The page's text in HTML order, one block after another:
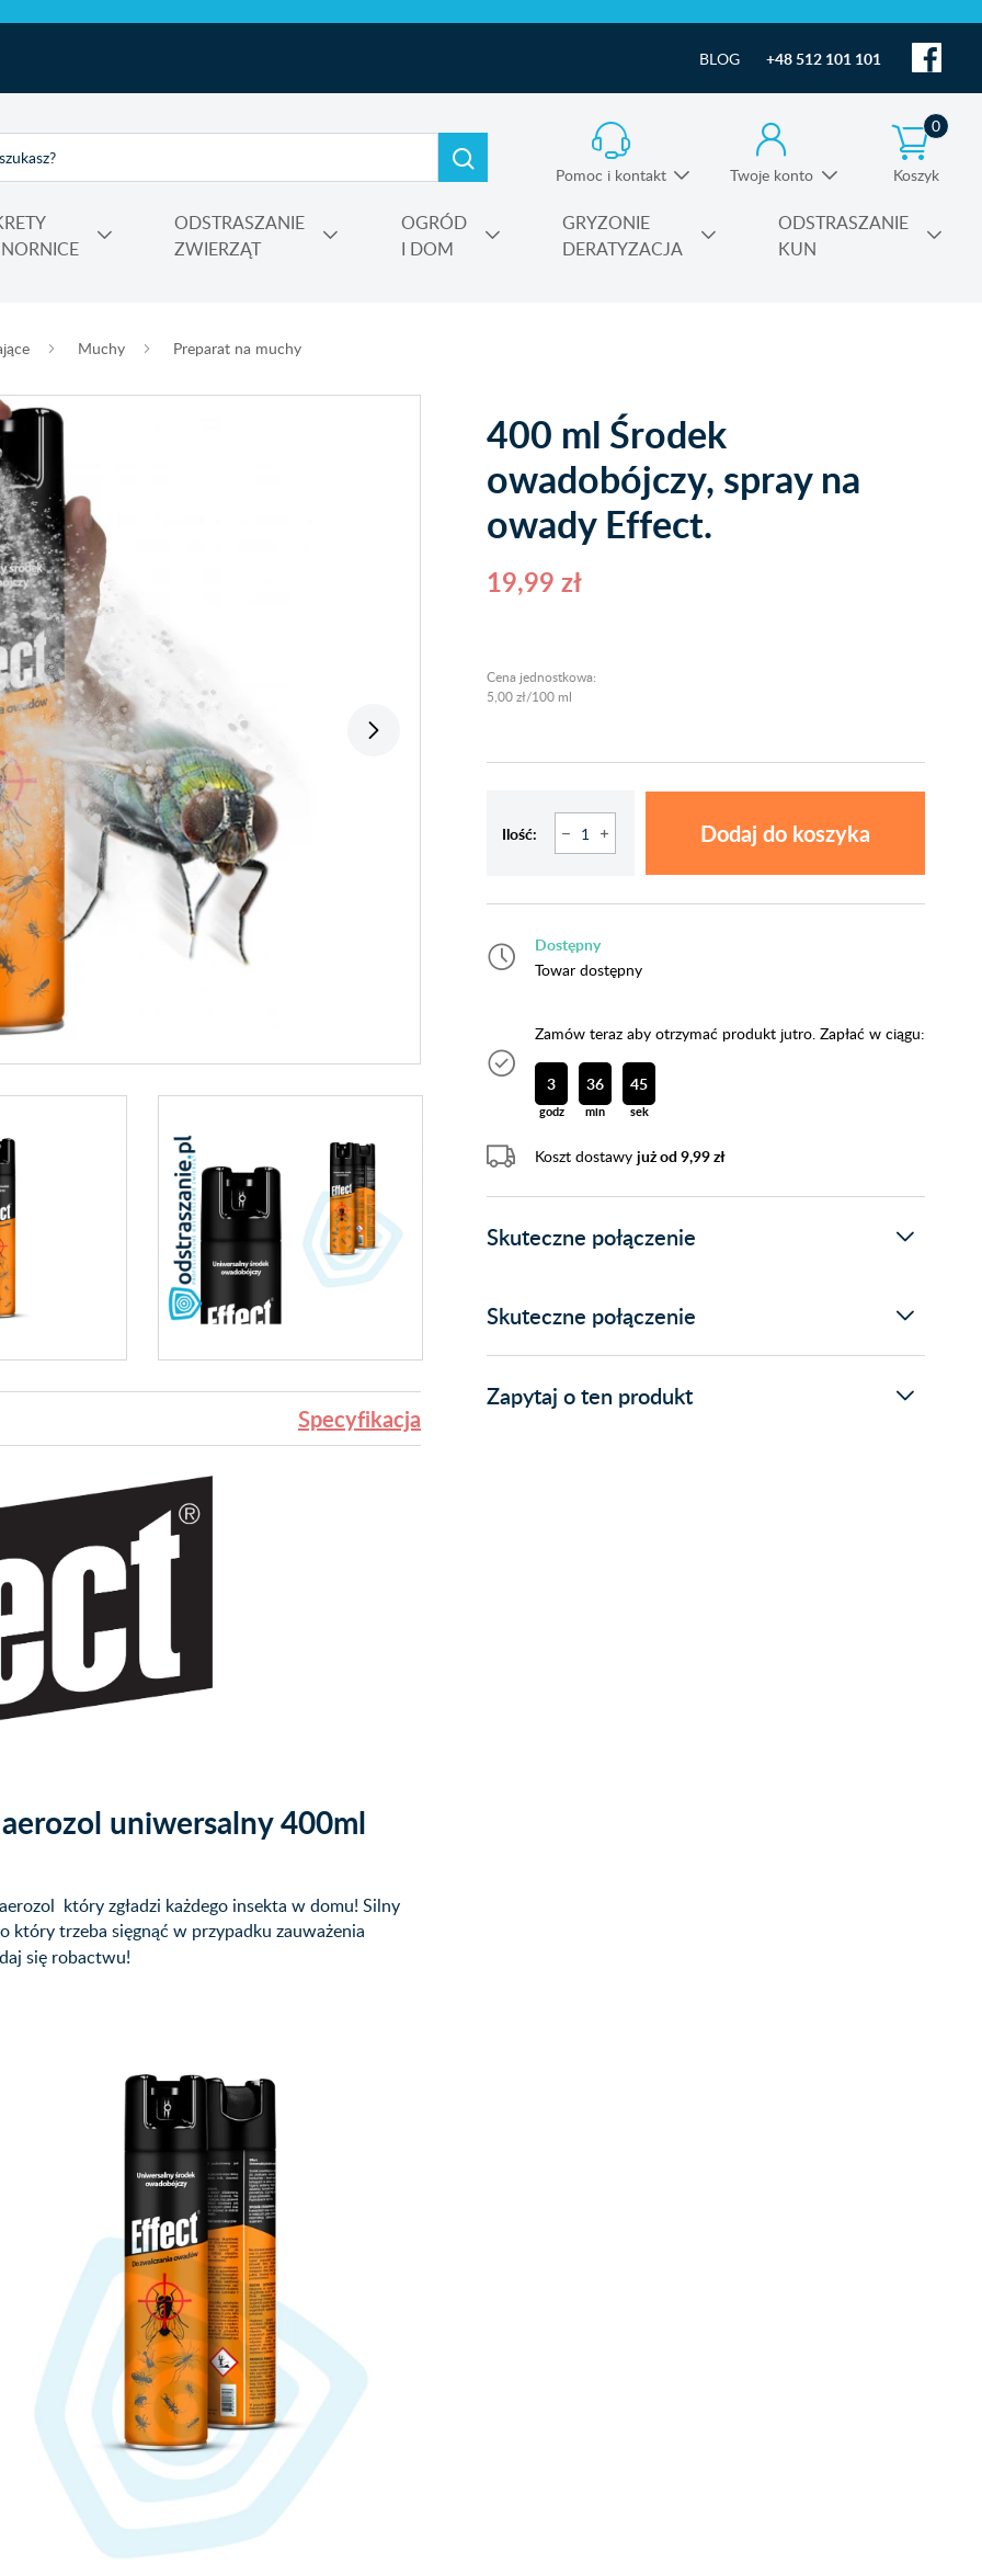
BLOG +48 512 101 101
Pomoc i kontakt Twoje konto Koszyk
0
ODSTRASZANIE
ZWIERZĄT
OGRÓD
I DOM
GRYZONIE
DERATYZACJA
ODSTRASZANIE
KUN
Muchy Preparat na muchy
400 ml Środek
owadobójczy, spray na
owady Effect.
19,99 zł
Cena jednostkowa:
5,00 zł/100 ml
Ilość: Dodaj do koszyka
Dostępny
Towar dostępny
Zamów teraz aby otrzymać produkt jutro. Zapłać w ciągu:
3
godz
36
min
44
sek
Koszt dostawy już od 9,99 zł
Skuteczne połączenie
Skuteczne połączenie
Zapytaj o ten produkt
Specyfikacja
uniwersalny 400ml
który zgładzi każdego insekta w domu! Silny
trzeba sięgnąć w przypadku zauważenia
się robactwu!